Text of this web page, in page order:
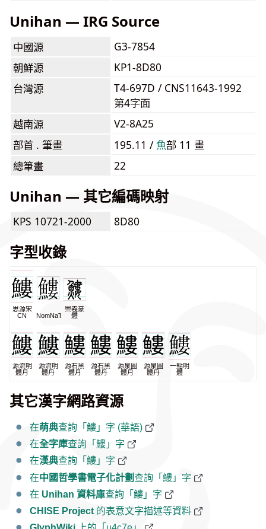
Unihan — IRG Source
中國源
G3-7854
朝鮮源
KP1-8D80
台灣源
T4-697D / CNS11643-1992
第4字面
越南源
V2-8A25
部首 . 筆畫
195.11 / ⿂部 11 畫
總筆畫
22
Unihan — 其它編碼映射
KPS 10721-2000 8D80
字型收錄
思源宋
CN
NomNaTong
崇羲篆
體
源流明
體月
源流明
體丹
源石黑
體月
源石黑
體丹
源泉圓
體月
源泉圓
體丹
一點明
體
其它漢字網路資源
在萌典查詢「䱾」字 (華語)
在全字庫查詢「䱾」字
在漢典查詢「䱾」字
在中國哲學書電子化計劃查詢「䱾」字
在 Unihan 資料庫查詢「䱾」字
CHISE Project 的表意文字描述等資料